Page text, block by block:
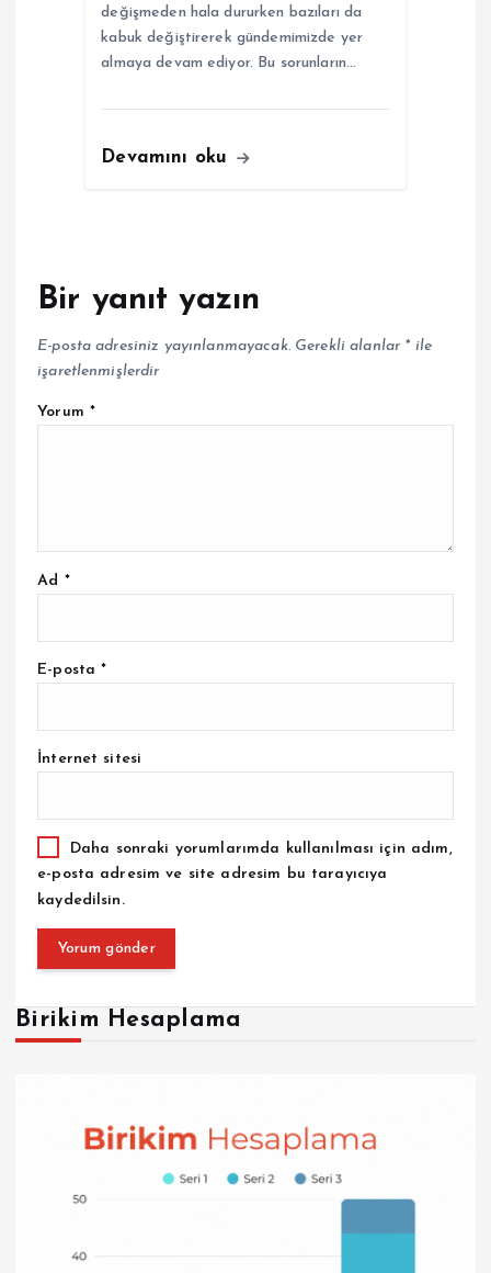
değişmeden hala dururken bazıları da
kabuk değiştirerek gündemimizde yer
almaya devam ediyor. Bu sorunların…
Devamını oku
Bir yanıt yazın
E-posta adresiniz yayınlanmayacak. Gerekli alanlar *ile
işaretlenmişlerdir
Yorum *
Ad *
E-posta*
İnternet sitesi
Daha sonraki yorumlarımda kullanılması için adım,
e-posta adresim ve site adresim bu tarayıcıya
kaydedilsin.
Birikim Hesaplama